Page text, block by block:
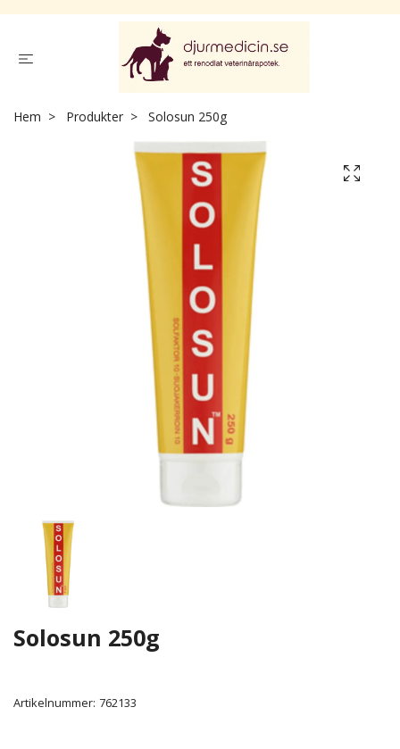
Hem Produkter Solosun 250g
Solosun 250g
Artikelnummer: 762133